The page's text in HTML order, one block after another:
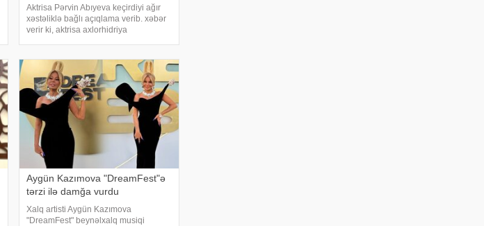
Aktrisa Pərvin Abıyeva keçirdiyi ağır
xəstəliklə bağlı açıqlama verib. xəbər
verir ki, aktrisa axlorhidriya
bilmədiyini bildirib. "Bu əməliyyat
Azərbaycand
Aygün Kazımova "DreamFest"ə
tərzi ilə damğa vurdu
Xalq artisti Aygün Kazımova
"DreamFest" beynəlxalq musiqi